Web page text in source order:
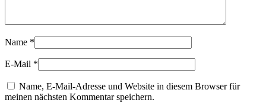
Name *
E-Mail *
Name, E-Mail-Adresse und Website in diesem Browser für
meinen nächsten Kommentar speichern.